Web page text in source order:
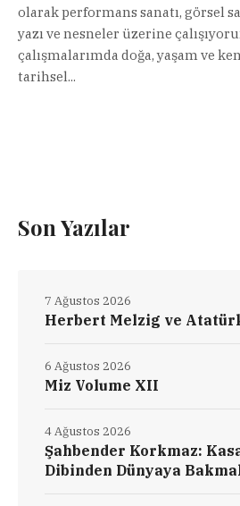
olarak performans sanatı, görsel
yazı ve nesneler üzerine
çalışmalarımda doğa, yaşam ve
tarihsel...
Son Yazılar
Herbert Melzig ve
7 Ağustos 2026
Miz Volume XII
6 Ağustos 2026
Şahbender Korkmaz:
Dibinden Dünyaya
4 Ağustos 2026